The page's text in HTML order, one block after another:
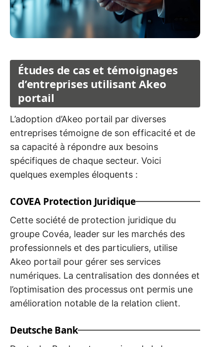
Études de cas et témoignages
d’entreprises utilisant Akeo
portail
L’adoption d’Akeo portail par diverses
entreprises témoigne de son efficacité et de
sa capacité à répondre aux besoins
spécifiques de chaque secteur. Voici
quelques exemples éloquents :
COVEA Protection Juridique
Cette société de protection juridique du
groupe Covéa, leader sur les marchés des
professionnels et des particuliers, utilise
Akeo portail pour gérer ses services
numériques. La centralisation des données et
l’optimisation des processus ont permis une
amélioration notable de la relation client.
Deutsche Bank